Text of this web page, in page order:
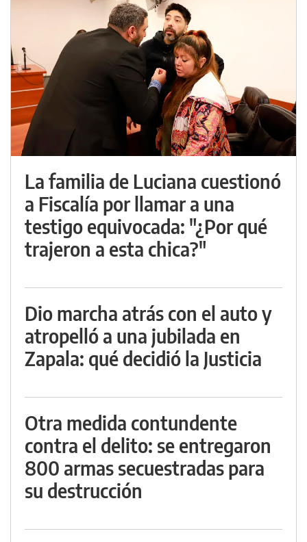
La familia de Luciana cuestionó
a Fiscalía por llamar a una
testigo equivocada: "¿Por qué
trajeron a esta chica?"
Dio marcha atrás con el auto y
atropelló a una jubilada en
Zapala: qué decidió la Justicia
Otra medida contundente
contra el delito: se entregaron
800 armas secuestradas para
su destrucción